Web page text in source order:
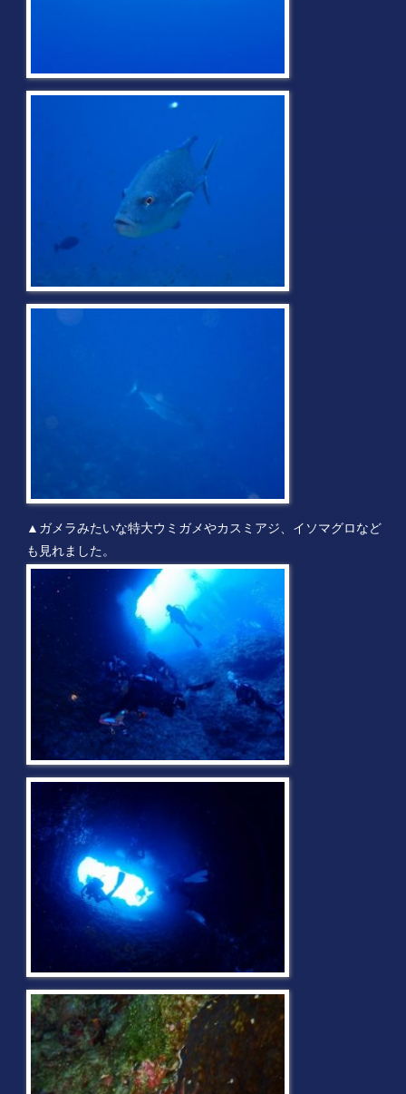
▲ガメラみたいな特大ウミガメやカスミアジ、イソマグロなど
も見れました。